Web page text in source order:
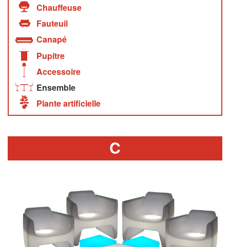
Chauffeuse
Fauteuil
Canapé
Pupitre
Accessoire
Ensemble
Plante artificielle
C